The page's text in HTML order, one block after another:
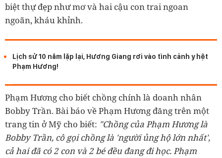
biệt thự đẹp như mơ và hai cậu con trai ngoan
ngoãn, kháu khỉnh.
Lịch sử 10 năm lặp lại, Hương Giang rơi vào tình cảnh y hệt
Phạm Hương!
Phạm Hương cho biết chồng chính là doanh nhân
Bobby Trần. Bài báo về Phạm Hương đăng trên một
trang tin ở Mỹ cho biết: "Chồng của Phạm Hương là
Bobby Trần, cô gọi chồng là 'người ủng hộ lớn nhất',
cả hai đã có 2 con và 2 bé đều đang đi học. Phạm